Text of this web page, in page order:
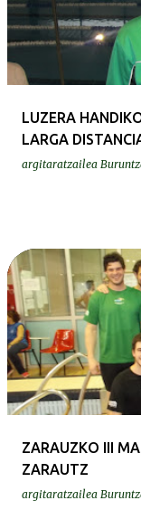
LUZERA
LARGA
argitaratzailea
ZARAUZKO III
ZARAUTZ
argitaratzailea